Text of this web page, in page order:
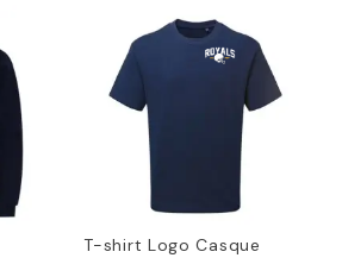
T-shirt Logo Casque